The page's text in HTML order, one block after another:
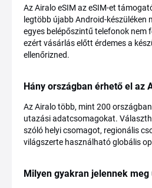
Az Airalo eSIM az eSIM-et
legtöbb újabb Android-készüléken
egyes belépőszintű telefonok nem
ezért vásárlás előtt érdemes a
ellenőrizned.
Hány országban érhető el az
Az Airalo több, mint 200
utazási adatcsomagokat.
szóló helyi csomagot, regionális
világszerte használható globális
Milyen gyakran jelennek